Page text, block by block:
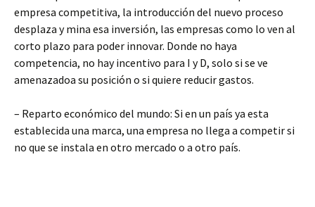
empresa competitiva, la introducción del nuevo proceso
desplaza y mina esa inversión, las empresas como lo ven al
corto plazo para poder innovar. Donde no haya
competencia, no hay incentivo para I y D, solo si se ve
amenazadoa su posición o si quiere reducir gastos.
– Reparto económico del mundo: Si en un país ya esta
establecida una marca, una empresa no llega a competir si
no que se instala en otro mercado o a otro país.